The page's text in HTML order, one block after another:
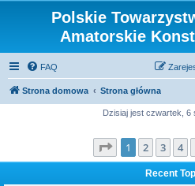
Polskie
Amatorskie
FAQ
Strona domowa Strona główna
Dzisiaj jest czwartek, 6
Strona1 z477
1 2 3 4
Recent